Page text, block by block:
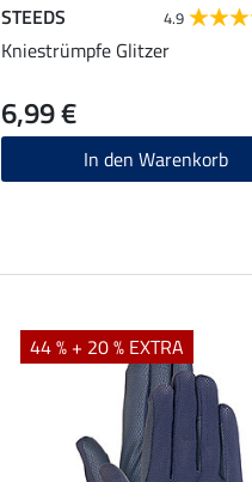
STEEDS 4.9
Kniestrümpfe Glitzer
6,99 €
In den Warenkorb
44 % + 20 % EXTRA